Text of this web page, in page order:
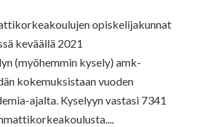
opiskelijakunnat
keväällä 2021
(myöhemmin kysely) amk-
kokemuksistaan vuoden
ajalta. Kyselyyn vastasi 7341